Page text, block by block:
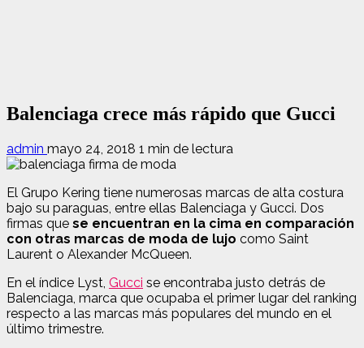
Balenciaga crece más rápido que Gucci
admin mayo 24, 2018 1 min de lectura
El Grupo Kering tiene numerosas marcas de alta costura
bajo su paraguas, entre ellas Balenciaga y Gucci. Dos
firmas que se encuentran en la cima en comparación
con otras marcas de moda de lujo como Saint
Laurent o Alexander McQueen.
En el índice Lyst, Gucci se encontraba justo detrás de
Balenciaga, marca que ocupaba el primer lugar del ranking
respecto a las marcas más populares del mundo en el
último trimestre.